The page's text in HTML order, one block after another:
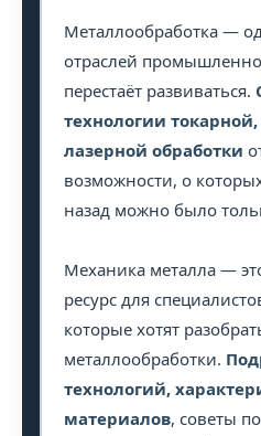
Металлообработка —
отраслей
перестаёт развиваться.
технологии
лазерной обработки
возможности, о
назад можно было
Механика металла —
ресурс для
которые хотят
металлообработки.
технологий,
материалов, советы